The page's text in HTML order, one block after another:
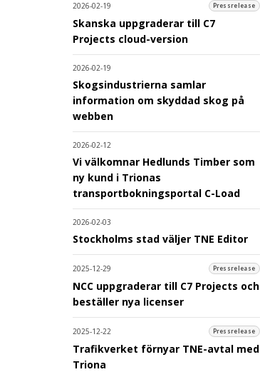
2026-02-19 Pressrelease
Skanska uppgraderar till C7
Projects cloud-version
2026-02-19
Skogsindustrierna samlar
information om skyddad skog på
webben
2026-02-12
Vi välkomnar Hedlunds Timber som
ny kund i Trionas
transportbokningsportal C-Load
2026-02-03
Stockholms stad väljer TNE Editor
2025-12-29 Pressrelease
NCC uppgraderar till C7 Projects och
beställer nya licenser
2025-12-22 Pressrelease
Trafikverket förnyar TNE-avtal med
Triona